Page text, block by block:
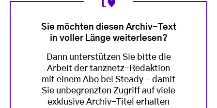
Sie möchten diesen Archiv-Text
in voller Länge weiterlesen?
Dann unterstützen Sie bitte die
Arbeit der tanznetz-Redaktion
mit einem Abo bei Steady - damit
Sie unbegrenzten Zugriff auf viele
exklusive Archiv-Titel erhalten